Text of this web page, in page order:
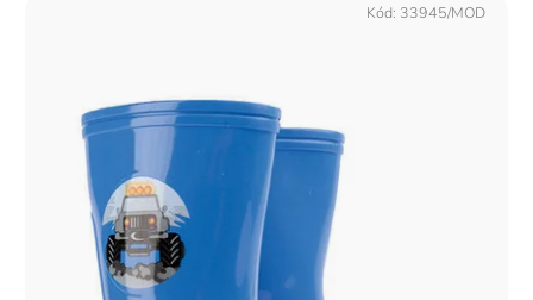
Kód: 33945/MOD